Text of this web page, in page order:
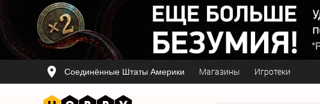
Соединённые Штаты Америки Магазины Игротеки